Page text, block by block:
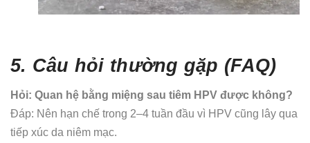
5. Câu hỏi thường gặp (FAQ)
Hỏi: Quan hệ bằng miệng sau tiêm HPV được không?
Đáp: Nên hạn chế trong 2–4 tuần đầu vì HPV cũng lây qua
tiếp xúc da niêm mạc.